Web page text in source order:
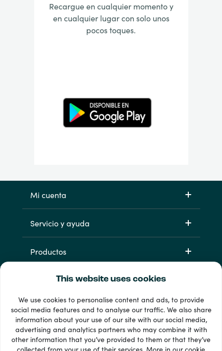
This website uses cookies
We use cookies to personalise content and ads, to provide
social media features and to analyse our traffic. We also share
information about your use of our site with our social media,
advertising and analytics partners who may combine it with
other information that you’ve provided to them or that they’ve
collected from your use of their services. More in ourcookie
Recargue en cualquier momento y
en cualquier lugar con solo unos
pocos toques.
Mi cuenta
Servicio y ayuda
Productos
33 + formas de pago